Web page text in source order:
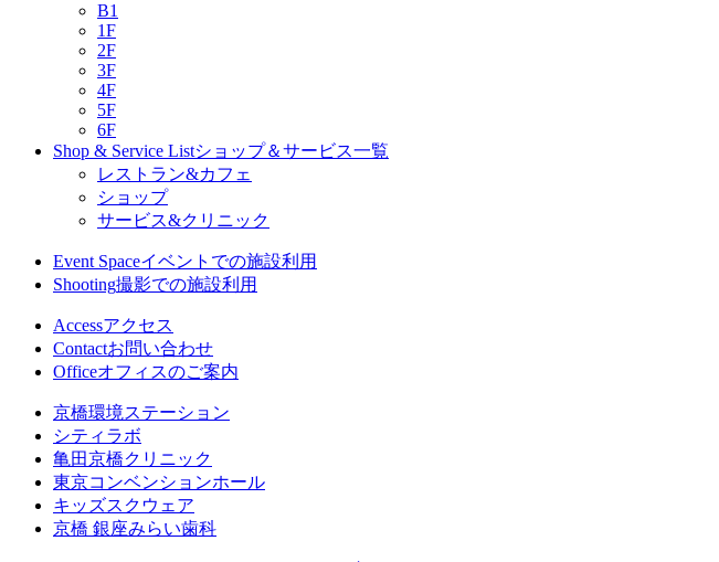
B1
1F
2F
3F
4F
5F
6F
Shop & Service Listショップ＆サービス一覧
レストラン&カフェ
ショップ
サービス&クリニック
Event Spaceイベントでの施設利用
Shooting撮影での施設利用
Accessアクセス
Contactお問い合わせ
Officeオフィスのご案内
京橋環境ステーション
シティラボ
亀田京橋クリニック
東京コンベンションホール
キッズスクウェア
京橋 銀座みらい歯科